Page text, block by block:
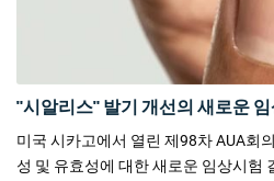
"시알리스" 발기 개선의 새로운
미국 시카고에서 열린 제98차 AUA회
성 및 유효성에 대한 새로운 임상시험